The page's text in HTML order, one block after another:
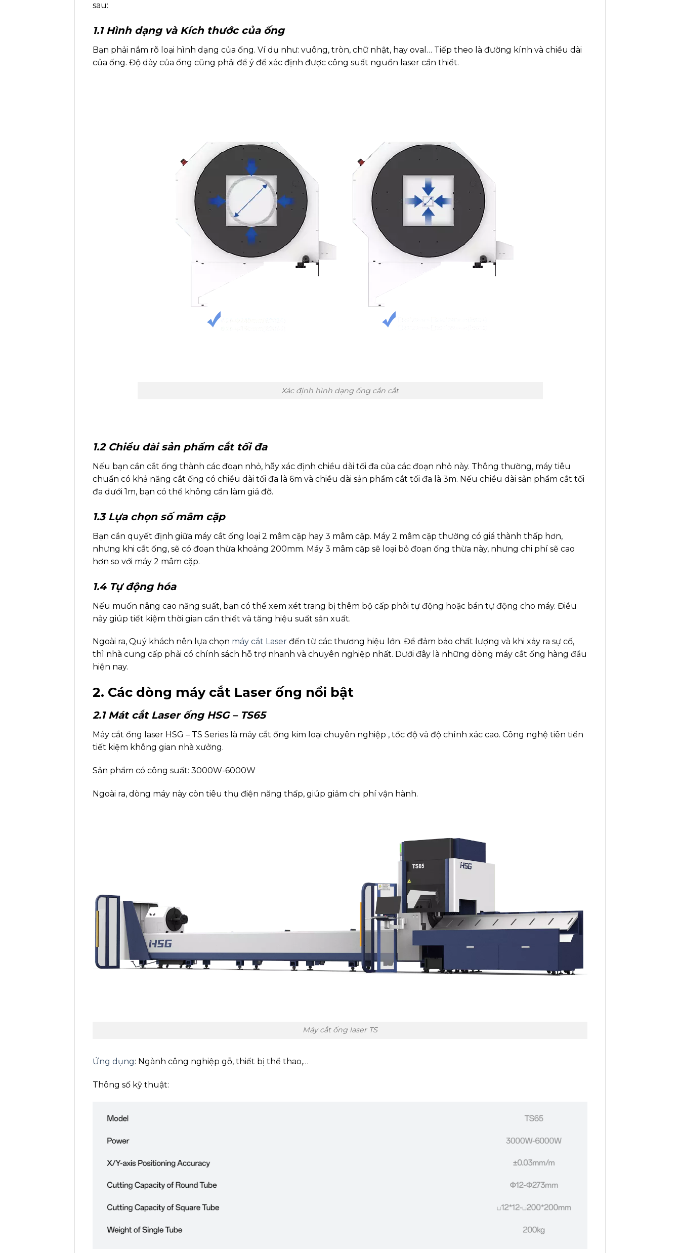
sau:
1.1 Hình dạng và Kích thước của ống
Bạn phải nắm rõ loại hình dạng của ống. Ví dụ như: vuông, tròn, chữ nhật, hay oval… Tiếp theo là đường kính và chiều dài
của ống. Độ dày của ống cũng phải để ý để xác định được công suất nguồn laser cần thiết.
Xác định hình dạng ống cần cắt
1.2 Chiều dài sản phẩm cắt tối đa
Nếu bạn cần cắt ống thành các đoạn nhỏ, hãy xác định chiều dài tối đa của các đoạn nhỏ này. Thông thường, máy tiêu
chuẩn có khả năng cắt ống có chiều dài tối đa là 6m và chiều dài sản phẩm cắt tối đa là 3m. Nếu chiều dài sản phẩm cắt tối
đa dưới 1m, bạn có thể không cần làm giá đỡ.
1.3 Lựa chọn số mâm cặp
Bạn cần quyết định giữa máy cắt ống loại 2 mâm cặp hay 3 mâm cặp. Máy 2 mâm cặp thường có giá thành thấp hơn,
nhưng khi cắt ống, sẽ có đoạn thừa khoảng 200mm. Máy 3 mâm cặp sẽ loại bỏ đoạn ống thừa này, nhưng chi phí sẽ cao
hơn so với máy 2 mâm cặp.
1.4 Tự động hóa
Nếu muốn nâng cao năng suất, bạn có thể xem xét trang bị thêm bộ cấp phôi tự động hoặc bán tự động cho máy. Điều
này giúp tiết kiệm thời gian cần thiết và tăng hiệu suất sản xuất.
Ngoài ra, Quý khách nên lựa chọn máy cắt Laser đến từ các thương hiệu lớn. Để đảm bảo chất lượng và khi xảy ra sự cố,
thì nhà cung cấp phải có chính sách hỗ trợ nhanh và chuyên nghiệp nhất. Dưới đây là những dòng máy cắt ống hàng đầu
hiện nay.
2. Các dòng máy cắt Laser ống nổi bật
2.1 Mát cắt Laser ống HSG – TS65
Máy cắt ống laser HSG – TS Series là máy cắt ống kim loại chuyên nghiệp , tốc độ và độ chính xác cao. Công nghệ tiên tiến
tiết kiệm không gian nhà xưởng.
Sản phẩm có công suất: 3000W-6000W
Ngoài ra, dòng máy này còn tiêu thụ điện năng thấp, giúp giảm chi phí vận hành.
Máy cắt ống laser TS
Ứng dụng: Ngành công nghiệp gỗ, thiết bị thể thao,…
Thông số kỹ thuật: